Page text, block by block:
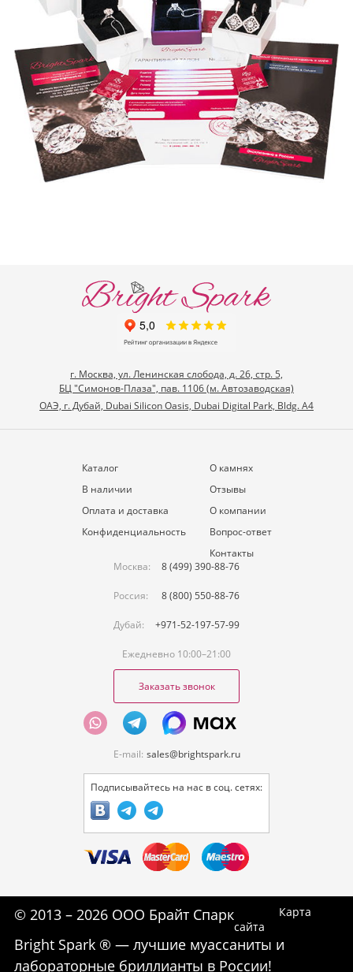
г. Москва, ул. Ленинская слобода, д. 26, стр. 5,
БЦ "Симонов-Плаза", пав. 1106 (м. Автозаводская)
ОАЭ, г. Дубай, Dubai Silicon Oasis, Dubai Digital Park, Bldg. A4
Каталог
В наличии
Оплата и доставка
Конфиденциальность
О камнях
Отзывы
О компании
Вопрос-ответ
Контакты
Москва:
8 (499) 390-88-76
Россия: 8 (800) 550-88-76
Дубай: +971-52-197-57-99
Ежедневно 10:00–21:00
Заказать звонок
E-mail: sales@brightspark.ru
Подписывайтесь на нас в соц. сетях:
© 2013 – 2026 ООО Брайт Спарк
Карта
сайта
Bright Spark ® — лучшие муассаниты и
лабораторные бриллианты в России!